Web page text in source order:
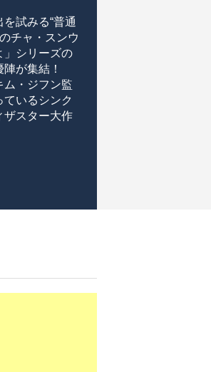
試みる“普通
チャ・スンウ
」シリーズの
が集結！
・ジフン監
いるシンク
ザスター大作